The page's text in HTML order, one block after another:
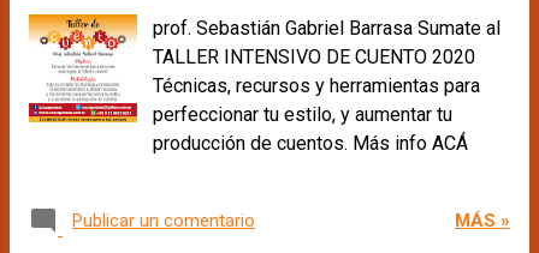
prof. Sebastián Gabriel Barrasa Sumate al
TALLER INTENSIVO DE CUENTO 2020
Técnicas, recursos y herramientas para
perfeccionar tu estilo, y aumentar tu
producción de cuentos. Más info ACÁ
Publicar un comentario MÁS »